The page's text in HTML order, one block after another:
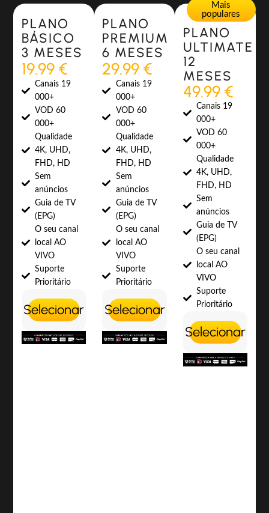
Most Popular
PLANO
BÁSICO
3 MESES
19.99 €
Canais 19
000+
VOD 60
000+
Qualidade
4K, UHD,
FHD, HD
Sem
anúncios
Guia de TV
(EPG)
O seu canal
local AO
VIVO
Suporte
Prioritário
Selecionar
Most Popular
PLANO
PREMIUM
6 MESES
29.99 €
Canais 19
000+
VOD 60
000+
Qualidade
4K, UHD,
FHD, HD
Sem
anúncios
Guia de TV
(EPG)
O seu canal
local AO
VIVO
Suporte
Prioritário
Selecionar
Mais
populares
PLANO
ULTIMATE
12
MESES
49.99 €
Canais 19
000+
VOD 60
000+
Qualidade
4K, UHD,
FHD, HD
Sem
anúncios
Guia de TV
(EPG)
O seu canal
local AO
VIVO
Suporte
Prioritário
Selecionar